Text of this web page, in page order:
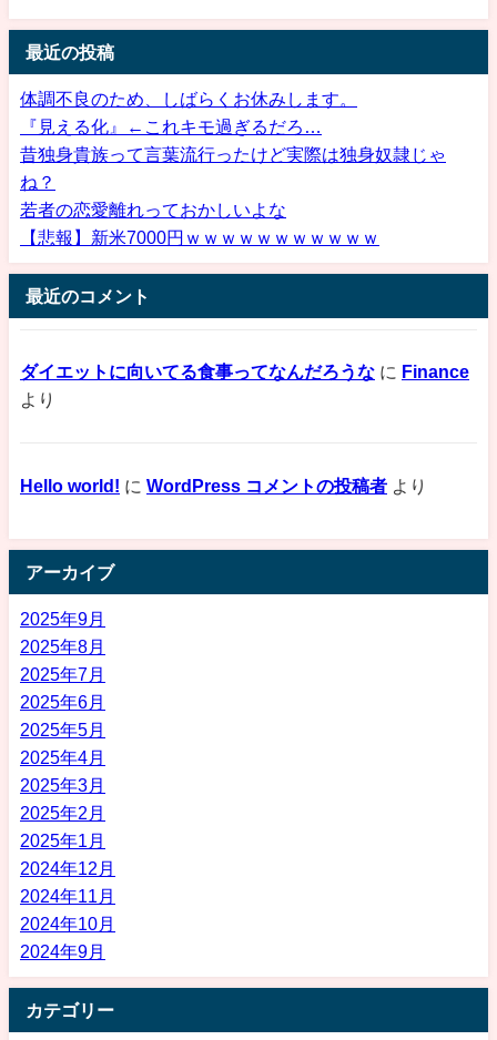
最近の投稿
体調不良のため、しばらくお休みします。
『見える化』←これキモ過ぎるだろ…
昔独身貴族って言葉流行ったけど実際は独身奴隷じゃ
ね？
若者の恋愛離れっておかしいよな
【悲報】新米7000円ｗｗｗｗｗｗｗｗｗｗｗ
最近のコメント
ダイエットに向いてる食事ってなんだろうな に Finance
より
Hello world! に WordPress コメントの投稿者 より
アーカイブ
2025年9月
2025年8月
2025年7月
2025年6月
2025年5月
2025年4月
2025年3月
2025年2月
2025年1月
2024年12月
2024年11月
2024年10月
2024年9月
カテゴリー